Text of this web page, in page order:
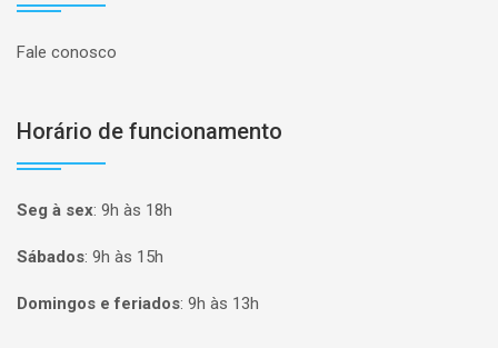
Fale conosco
Horário de funcionamento
Seg à sex: 9h às 18h
Sábados: 9h às 15h
Domingos e feriados: 9h às 13h